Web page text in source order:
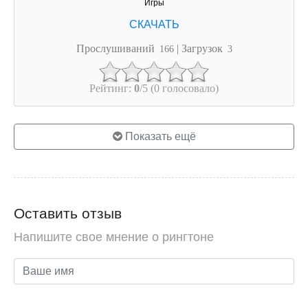
Игры
Прослушиваний 166 | Загрузок 3
Рейтинг: 0/5 (0 голосовало)
Показать ещё
Оставить отзыв
Напишите свое мнение о рингтоне